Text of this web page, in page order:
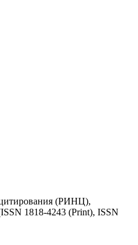
цитирования (РИНЦ),
1818-4243 (Print), ISSN